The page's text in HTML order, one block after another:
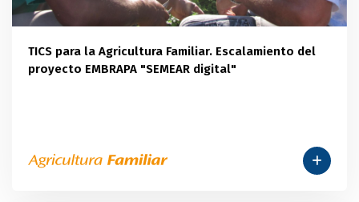
TICS para la Agricultura Familiar. Escalamiento del
proyecto EMBRAPA "SEMEAR digital"